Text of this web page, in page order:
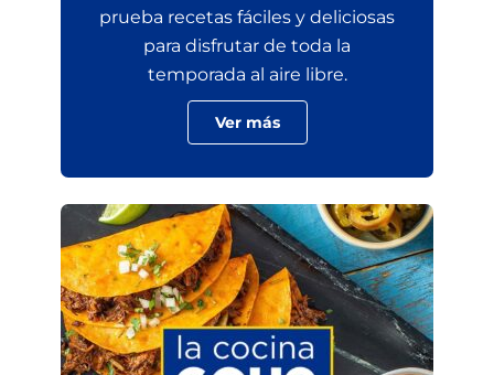
prueba recetas fáciles y deliciosas
para disfrutar de toda la
temporada al aire libre.
Ver más